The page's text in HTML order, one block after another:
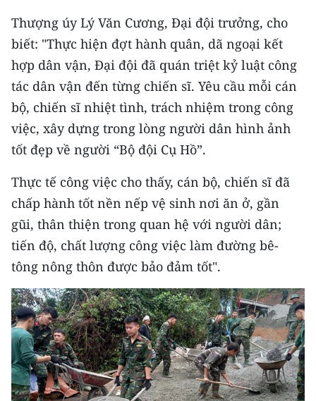
Đồng bằng sông Hồng
Bắc Trung Bộ
Duyên hải Nam Trung Bộ và Tây
Nguyên
Đông Nam Bộ
Đồng bằng sông Cửu Long
Chuyên trang Hà Nội
Chuyên trang TP. Hồ Chí Minh
CHUYÊN ĐỀ
CÁC CHUYÊN TRANG
VỀ BÁO NHÂN DÂN
THỜI NAY
Thượng úy Lý Văn Cương, Đại đội trưởng, cho
biết: "Thực hiện đợt hành quân, dã ngoại kết
hợp dân vận, Đại đội đã quán triệt kỷ luật công
tác dân vận đến từng chiến sĩ. Yêu cầu mỗi cán
bộ, chiến sĩ nhiệt tình, trách nhiệm trong công
việc, xây dựng trong lòng người dân hình ảnh
tốt đẹp về người “Bộ đội Cụ Hồ”.
Thực tế công việc cho thấy, cán bộ, chiến sĩ đã
chấp hành tốt nền nếp vệ sinh nơi ăn ở, gần
gũi, thân thiện trong quan hệ với người dân;
tiến độ, chất lượng công việc làm đường bê-
tông nông thôn được bảo đảm tốt".